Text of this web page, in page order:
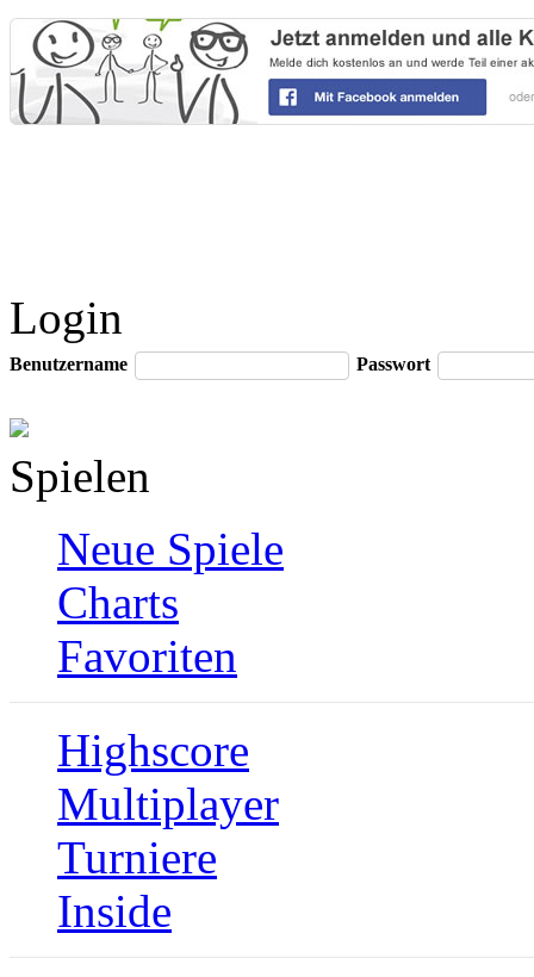
Login
Benutzername Passwort
Spielen
Neue Spiele
Charts
Favoriten
Highscore
Multiplayer
Turniere
Inside